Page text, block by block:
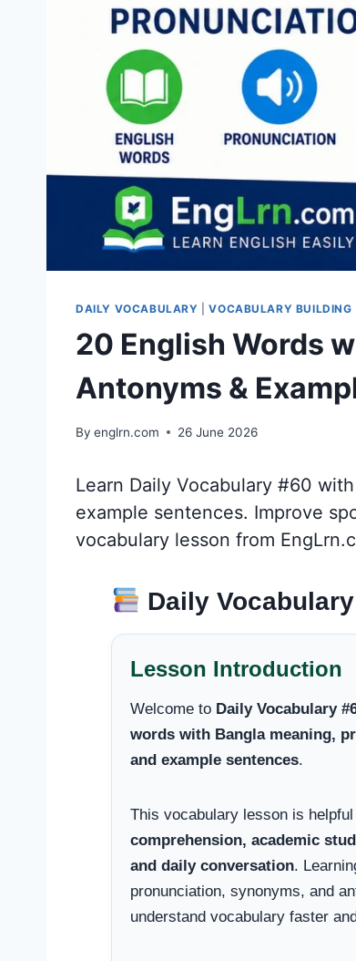
DAILY VOCABULARY |VOCABULARY BUILDING
20 English Words
Antonyms &
By englrn.com 26 June 2026
Learn Daily Vocabulary #60
example sentences. Improve
vocabulary lesson from
Daily
Lesson Introduction
Welcome to Daily Vocabulary
words with Bangla meaning,
and example sentences.
This vocabulary lesson is
comprehension, academic
and daily conversation.
pronunciation, synonyms, and
understand vocabulary faster